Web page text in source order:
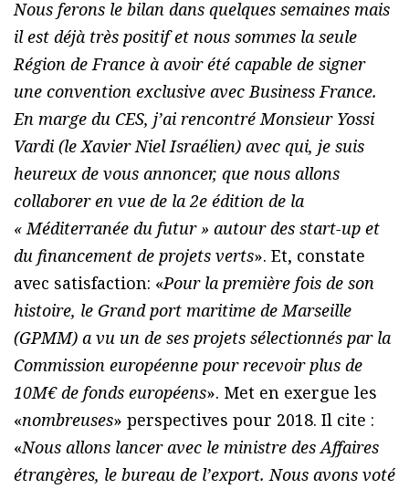
Nous ferons le bilan dans quelques semaines mais
il est déjà très positif et nous sommes la seule
Région de France à avoir été capable de signer
une convention exclusive avec Business France.
En marge du CES, j’ai rencontré Monsieur Yossi
Vardi (le Xavier Niel Israélien) avec qui, je suis
heureux de vous annoncer, que nous allons
collaborer en vue de la 2e édition de la
« Méditerranée du futur » autour des start-up et
du financement de projets verts». Et, constate
avec satisfaction: «Pour la première fois de son
histoire, le Grand port maritime de Marseille
(GPMM) a vu un de ses projets sélectionnés par la
Commission européenne pour recevoir plus de
10M€ de fonds européens». Met en exergue les
«nombreuses» perspectives pour 2018. Il cite :
«Nous allons lancer avec le ministre des Affaires
étrangères, le bureau de l’export. Nous avons voté